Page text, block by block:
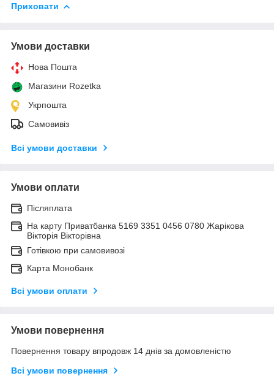
Приховати
Умови доставки
Нова Пошта
Магазини Rozetka
Укрпошта
Самовивіз
Всі умови доставки
Умови оплати
Післяплата
На карту Приватбанка 5169 3351 0456 0780 Жарікова
Вікторія Вікторівна
Готівкою при самовивозі
Карта Монобанк
Всі умови оплати
Умови повернення
Повернення товару впродовж 14 днів за домовленістю
Всі умови повернення